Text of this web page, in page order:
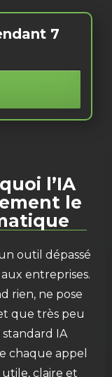
7
l’IA
le
outil dépassé
entreprises.
rien, ne pose
que très peu
standard IA
chaque appel
claire et